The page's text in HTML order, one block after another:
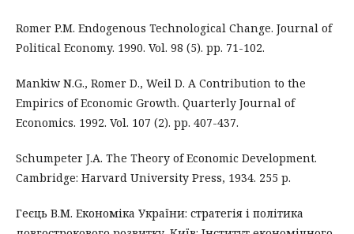
Romer P.M. Endogenous Technological Change. Journal of
Political Economy. 1990. Vol. 98 (5). pp. 71-102.
Mankiw N.G., Romer D., Weil D. A Contribution to the
Empirics of Economic Growth. Quarterly Journal of
Economics. 1992. Vol. 107 (2). pp. 407-437.
Schumpeter J.A. The Theory of Economic Development.
Cambridge: Harvard University Press, 1934. 255 p.
Геєць В.М. Економіка України: стратегія і політика